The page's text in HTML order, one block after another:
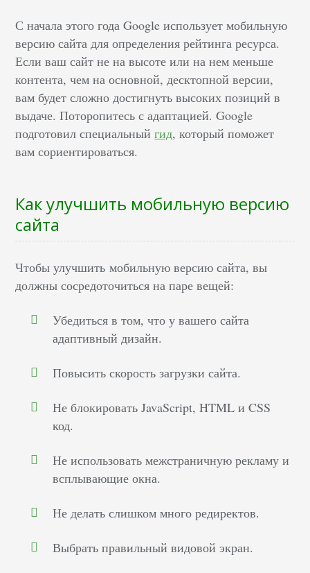
С начала этого года Google использует мобильную
версию сайта для определения рейтинга ресурса.
Если ваш сайт не на высоте или на нем меньше
контента, чем на основной, десктопной версии,
вам будет сложно достигнуть высоких позиций в
выдаче. Поторопитесь с адаптацией. Google
подготовил специальныйгид, который поможет
вам сориентироваться.
Как улучшить мобильную версию
сайта
Чтобы улучшить мобильную версию сайта, вы
должны сосредоточиться на паре вещей:
Убедиться в том, что у вашего сайта
адаптивный дизайн.
Повысить скорость загрузки сайта.
Не блокировать JavaScript, HTML и CSS
код.
Не использовать межстраничную рекламу и
всплывающие окна.
Не делать слишком много редиректов.
Выбрать правильный видовой экран.